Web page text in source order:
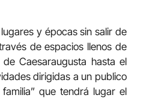
y épocas sin salir de
de espacios llenos de
Caesaraugusta hasta el
dirigidas a un publico
que tendrá lugar el